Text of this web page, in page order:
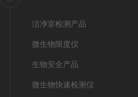
洁净室检测产品
微生物限度仪
生物安全产品
微生物快速检测仪